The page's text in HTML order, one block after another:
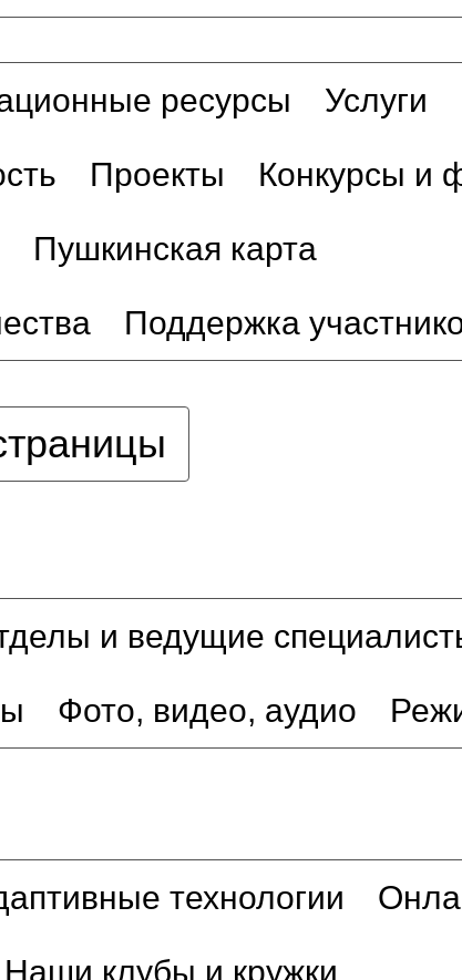
ресурсы Услуги
Проекты Конкурсы и
Пушкинская карта
Поддержка
и ведущие
Фото, видео, аудио
технологии
Наши клубы и кружки